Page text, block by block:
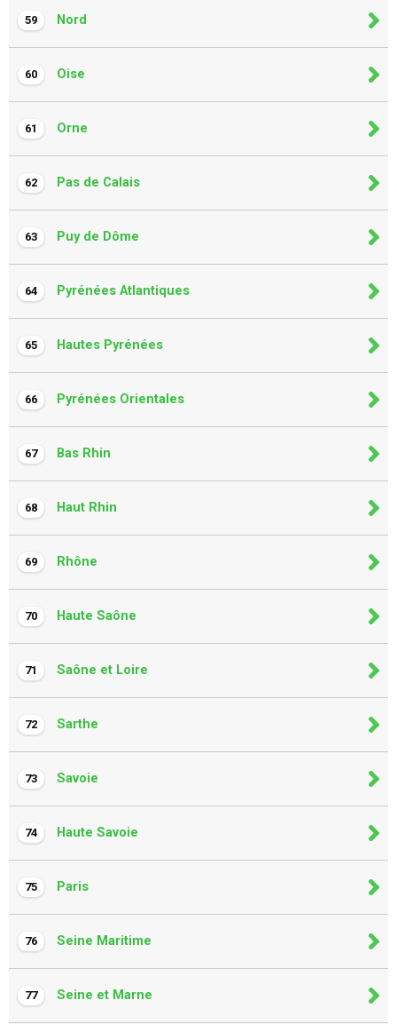
59 Nord
60 Oise
61 Orne
62 Pas de Calais
63 Puy de Dôme
64 Pyrénées Atlantiques
65 Hautes Pyrénées
66 Pyrénées Orientales
67 Bas Rhin
68 Haut Rhin
69 Rhône
70 Haute Saône
71 Saône et Loire
72 Sarthe
73 Savoie
74 Haute Savoie
75 Paris
76 Seine Maritime
77 Seine et Marne